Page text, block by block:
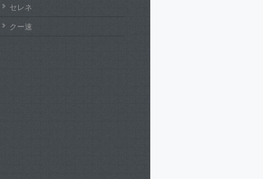
セレネ
クー速